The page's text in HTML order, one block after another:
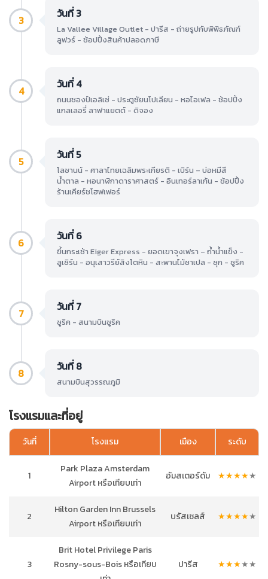
3 วันที่ 3
La Vallee Village Outlet - ปารีส - ถ่ายรูปกับพิพิธภัณฑ์
ลูฟวร์ - ช้อปปิ้งสินค้าปลอดภาษี
4 วันที่ 4
ถนนชองป์เอลิเซ่ - ประตูชัยนโปเลียน - หอไอเฟล - ช้อปปิ้ง
แกลเลอรี่ ลาฟาแยตต์ - ดิจอง
5 วันที่ 5
โลซานน์ - ศาลาไทยเฉลิมพระเกียรติ - เบิร์น – บ่อหมีสี
น้ำตาล - หอนาฬิกาดาราศาสตร์ - อินเทอร์ลาเก้น - ช้อปปิ้ง
ร้านเคียร์ชโฮฟเฟอร์
6 วันที่ 6
ขึ้นกระเช้า Eiger Express - ยอดเขาจุงเฟรา – ถ้ำน้ำแข็ง -
ลูเซิร์น - อนุเสาวรีย์สิงโตหิน - สะพานไม้ชาเปล - ซุก - ซูริค
7 วันที่ 7
ซูริค - สนามบินซูริค
8 วันที่ 8
สนามบินสุวรรณภูมิ
โรงแรมและที่อยู่
วันที่ โรงแรม เมือง ระดับ
1
Park Plaza Amsterdam
Airport หรือเทียบเท่า
อัมสเตอร์ดัม ★★★★★
2
Hilton Garden Inn Brussels
Airport หรือเทียบเท่า
บรัสเซลส์ ★★★★★
3
Brit Hotel Privilege Paris
Rosny-sous-Bois หรือเทียบ
ปารีส ★★★★★